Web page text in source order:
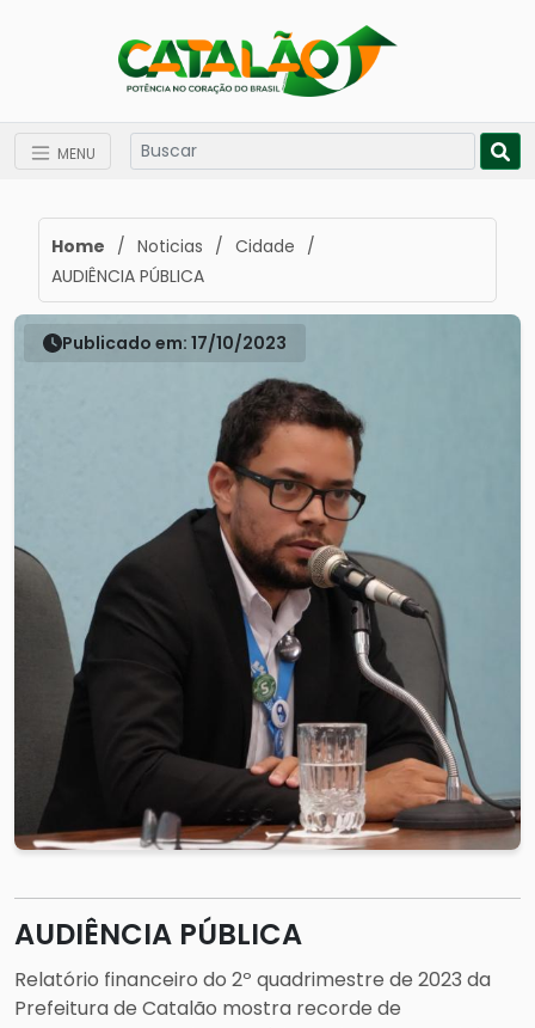
MENU
Home / Noticias / Cidade /
AUDIÊNCIA PÚBLICA
Publicado em: 17/10/2023
AUDIÊNCIA PÚBLICA
Relatório financeiro do 2º quadrimestre de 2023 da
Prefeitura de Catalão mostra recorde de